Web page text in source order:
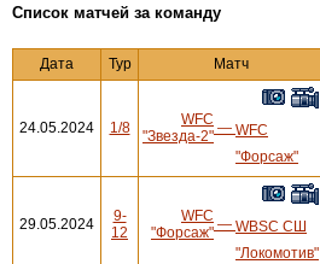
Cписок матчей за команду
Дата Тур Матч
24.05.2024 1/8
WFC
"Звезда-2" — WFC
"Форсаж"
29.05.2024
9-
12
WFC
"Форсаж" — WBSC СШ
"Локомотив"